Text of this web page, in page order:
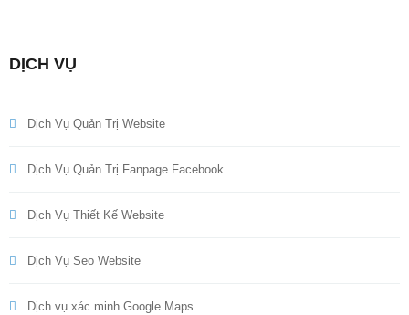
DỊCH VỤ
Dịch Vụ Quản Trị Website
Dịch Vụ Quản Trị Fanpage Facebook
Dịch Vụ Thiết Kế Website
Dịch Vụ Seo Website
Dịch vụ xác minh Google Maps